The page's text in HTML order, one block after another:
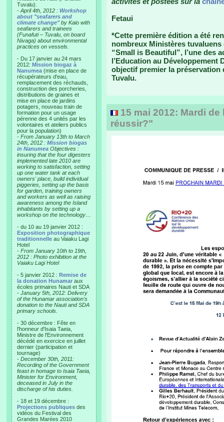
Tuvalu).
- April 4th, 2012 : Workshop
about "seafarers and
climate change"by Kaio with
seafarers and trainees
(Funafuti – Tuvalu, on board
Nivaga) about environmental
practices on vessels.
- Du 17 janvier au 24 mars
2012: Mission biogaz à
Nanumea (mise en place de
récupérateurs d'eau,
remplacement des réchauds,
construction des porcheries,
distributions de graines et
mise en place de jardins
potagers, nouveau train de
formation pour un usage
pérenne des 4 unités par les
volontaires et ateliers publics
pour la population)
- From January 13th to March
24th, 2012 : Mission biogas
in Nanumea Objectives :
insuring that the four digesters
implemented late 2010 are
working to satisfaction, setting
up one water tank at each
owners' place, build individual
piggeries, setting up the basis
for garden, training owners
and workers as well as raising
awareness among the Island
inhabitants by setting up a
workshop on the technology…
- du 10 au 19 janvier 2012 :
Exposition photographique
traditionnelle au Vaiaku Lagi
Hotel
- From January 10th to 19th,
2012 : Photo exhibition at the
Vaiaku Lagi Hotel
- 5 janvier 2012 : Remise de
la donation Hunamar aux
écoles primaires Nauti et SDA
- January 5th, 2012: Delivery
of the Hunamar association's
donation to the Nauti and SDA
primary schools.
- 30 décembre : Fête en
l'honneur d'Isaia Taeia,
Ministre de l'Environnement
décédé en exercice en juillet
dernier (participation et
tournage)
- December 30th, 2011:
Recording of the Government
feast in homage to Isaia Taeia,
Minister for Environment,
deceased in July in the
discharge of his duties.
- 18 et 19 décembre :
Projections publiques des
vidéos du Festival des
Grandes Marées 2010
Fetaui
*Cette première édition a été
nombreux Ministères
“Small is Beautiful”, l’une des
l’Education au Développement
objectif premier la préservation
Tuvalu.
15 mai 2012: Mardi
réussir?"